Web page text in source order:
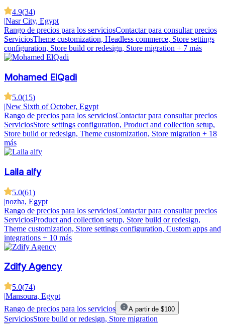
4.9(34)
|Nasr City, Egypt
Rango de precios para los serviciosContactar para consultar precios
ServiciosTheme customization, Headless commerce, Store settings
configuration, Store build or redesign, Store migration + 7 más
Mohamed ElQadi
5.0(15)
|New Sixth of October, Egypt
Rango de precios para los serviciosContactar para consultar precios
ServiciosStore settings configuration, Product and collection setup,
Store build or redesign, Theme customization, Store migration + 18
más
Laila alfy
5.0(61)
|nozha, Egypt
Rango de precios para los serviciosContactar para consultar precios
ServiciosProduct and collection setup, Store build or redesign,
Theme customization, Store settings configuration, Custom apps and
integrations + 10 más
Zdify Agency
5.0(74)
|Mansoura, Egypt
Rango de precios para los servicios
A partir de $100
ServiciosStore build or redesign, Store migration